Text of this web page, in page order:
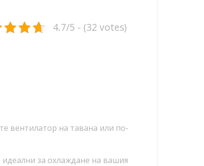
4.7/5 - (32 votes)
вентилатор на тавана или по-
идеални за охлаждане на вашия